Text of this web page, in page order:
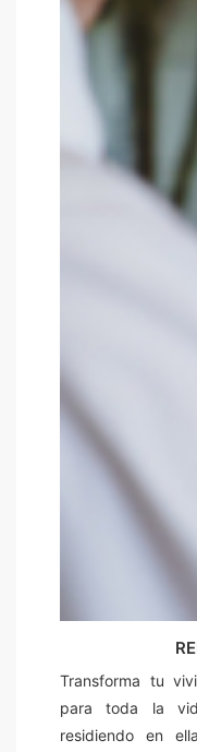
Transforma tu
para toda la
residiendo en